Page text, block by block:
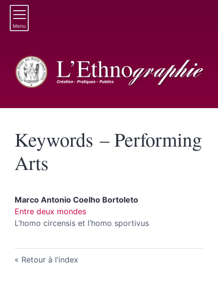
Menu
Keywords – Performing
Arts
Marco Antonio Coelho Bortoleto
Entre deux mondes
L’homo circensis et l’homo sportivus
Retour à l’index